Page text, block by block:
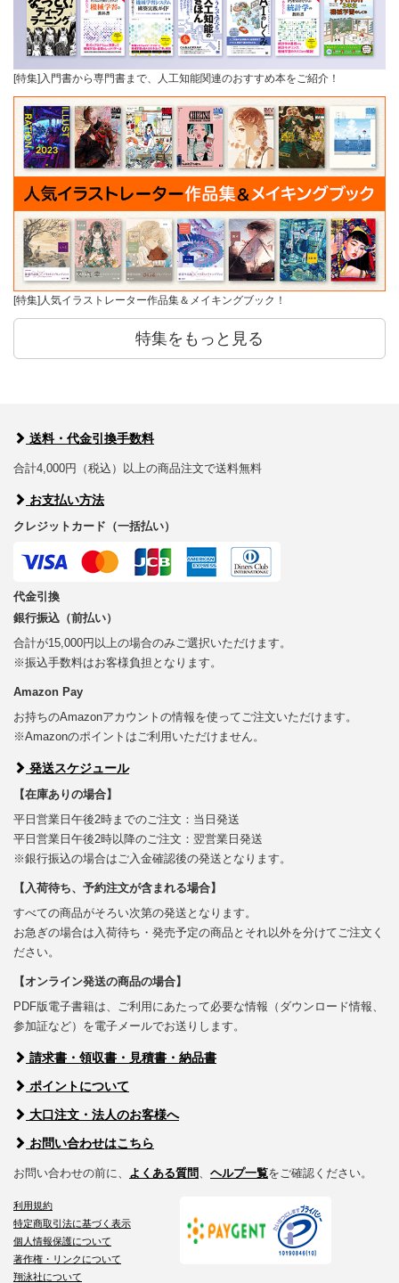
[特集]入門書から専門書まで、人工知能関連のおすすめ本をご紹介！
[特集]人気イラストレーター作品集＆メイキングブック！
特集をもっと見る
送料・代金引換手数料
合計4,000円（税込）以上の商品注文で送料無料
お支払い方法
クレジットカード（一括払い）
代金引換
銀行振込（前払い）
合計が15,000円以上の場合のみご選択いただけます。
※振込手数料はお客様負担となります。
Amazon Pay
お持ちのAmazonアカウントの情報を使ってご注文いただけます。
※Amazonのポイントはご利用いただけません。
発送スケジュール
【在庫ありの場合】
平日営業日午後2時までのご注文：当日発送
平日営業日午後2時以降のご注文：翌営業日発送
※銀行振込の場合はご入金確認後の発送となります。
【入荷待ち、予約注文が含まれる場合】
すべての商品がそろい次第の発送となります。
お急ぎの場合は入荷待ち・発売予定の商品とそれ以外を分けてご注文く
ださい。
【オンライン発送の商品の場合】
PDF版電子書籍は、ご利用にあたって必要な情報（ダウンロード情報、
参加証など）を電子メールでお送りします。
請求書・領収書・見積書・納品書
ポイントについて
大口注文・法人のお客様へ
お問い合わせはこちら
お問い合わせの前に、 よくある質問、 ヘルプ一覧をご確認ください。
利用規約
特定商取引法に基づく表示
個人情報保護について
著作権・リンクについて
翔泳社について